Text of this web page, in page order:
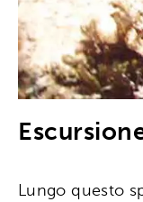
Lungo questo